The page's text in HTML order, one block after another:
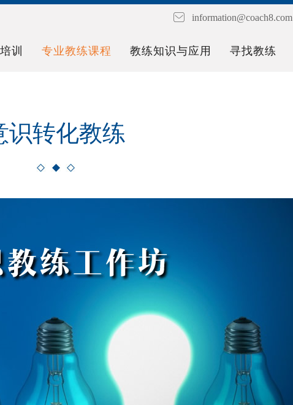
information@coach8.com
训 专业教练课程 教练知识与应用 寻找教练
识转化教练